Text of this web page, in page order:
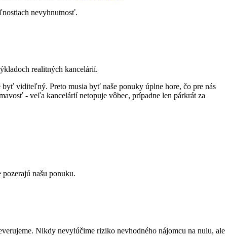
nevyhnutnosť.
realitných kancelárií.
viditeľný. Preto musia byť naše ponuky úplne hore, čo pre nás
- veľa kancelárií netopuje vôbec, prípadne len párkrát za
našu ponuku.
Nikdy nevylúčime riziko nevhodného nájomcu na nulu, ale